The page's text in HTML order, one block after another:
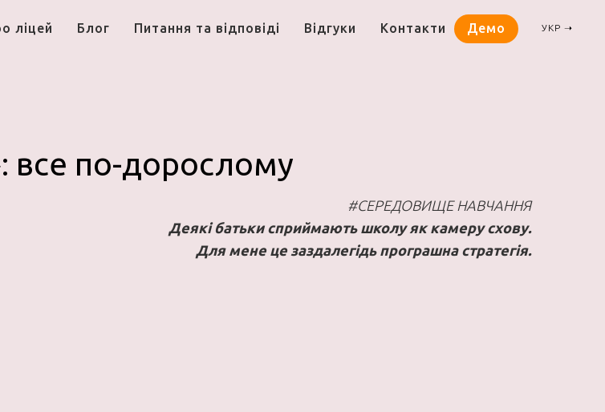
лiцей Блог Питання та відповіді Відгуки Контакти Демо УКР ➝
все по-дорослому
#CЕРЕДОВИЩЕ НАВЧАННЯ
Деякі батьки сприймають школу як камеру схову.
Для мене це заздалегідь програшна стратегія.